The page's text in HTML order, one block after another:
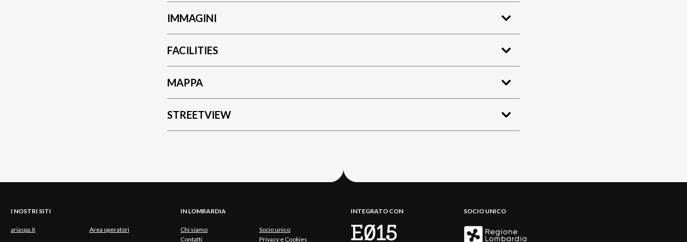
IMMAGINI
FACILITIES
MAPPA
STREETVIEW
I NOSTRI SITI
ariaspa.it Area operatori
IN LOMBARDIA
Chi siamo
Socio unico
Contatti
Privacy e Cookies
INTEGRATO CON SOCIO UNICO